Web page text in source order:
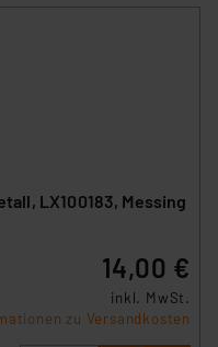
LX100183, Messing
14,00 €
inkl. MwSt.
zu Versandkosten